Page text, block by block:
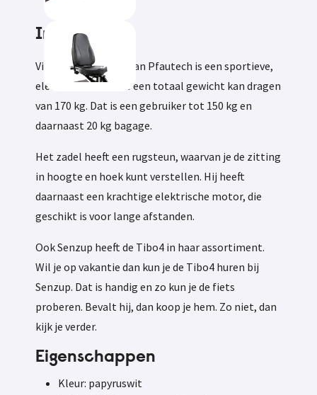
Informatie
Vierwielfiets Tibo4 van Pfautech is een sportieve,
elektrische fiets die een totaal gewicht kan dragen
van 170 kg. Dat is een gebruiker tot 150 kg en
daarnaast 20 kg bagage.
Het zadel heeft een rugsteun, waarvan je de zitting
in hoogte en hoek kunt verstellen. Hij heeft
daarnaast een krachtige elektrische motor, die
geschikt is voor lange afstanden.
Ook Senzup heeft de Tibo4 in haar assortiment.
Wil je op vakantie dan kun je de Tibo4 huren bij
Senzup. Dat is handig en zo kun je de fiets
proberen. Bevalt hij, dan koop je hem. Zo niet, dan
kijk je verder.
Eigenschappen
Kleur: papyruswit